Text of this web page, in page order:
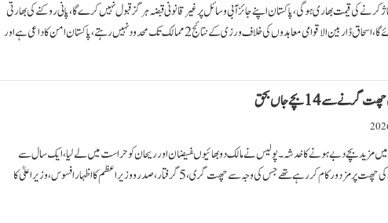
کی قیمت بھاری ہوگی،پاکستان اپنے جائز آبی وسائل پر غیرقانونی قبضہ ہر گز قبول نہیں کرے گا،پانی روکنے کی بھارتی
کوشش کو جنگ تصور کیا جائے گا، اسحاق ڈار بین الاقوامی معاہدوں کی خلاف ورزی کے نتائج 2ممالک تک محدود نہیں رہتے،پاکستان امن کا داعی ہے اور
سے 14 بچے جاں بحق
ملبے میں مزید بچے دبے ہونے کا خدشہ۔پولیس نے مالک دو بھائیوںفیضان اور ریحان کو حراست میں لے لیا، ایک سال سے
ٹیوشن سنٹر چل رہا تھا کمرے کی چھت پر مزدور کام کررہے تھے جس کی وجہ سے چھت گری، 5گرفتار،صدر ووزیراعظم کا اظہار افسوس،وزیراعلیٰ کا